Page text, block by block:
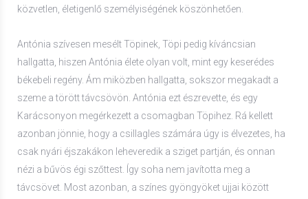
közvetlen, életigenlő személyiségének köszönhetően.
Antónia szívesen mesélt Töpinek, Töpi pedig kíváncsian
hallgatta, hiszen Antónia élete olyan volt, mint egy keserédes
békebeli regény. Ám miközben hallgatta, sokszor megakadt a
szeme a törött távcsövön. Antónia ezt észrevette, és egy
Karácsonyon megérkezett a csomagban Töpihez. Rá kellett
azonban jönnie, hogy a csillagles számára úgy is élvezetes, ha
csak nyári éjszakákon leheveredik a sziget partján, és onnan
nézi a bűvös égi szőttest. Így soha nem javította meg a
távcsövet. Most azonban, a színes gyöngyöket ujjai között